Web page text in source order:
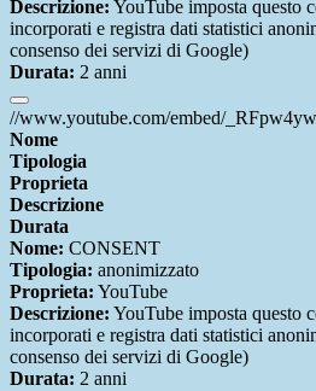
Descrizione: YouTube imposta questo
incorporati e registra dati statistici
consenso dei servizi di Google)
Durata: 2 anni
//www.youtube.com/embed/
Nome
Tipologia
Proprieta
Descrizione
Durata
Nome: CONSENT
Tipologia: anonimizzato
Proprieta: YouTube
Descrizione: YouTube imposta questo
incorporati e registra dati statistici
consenso dei servizi di Google)
Durata: 2 anni